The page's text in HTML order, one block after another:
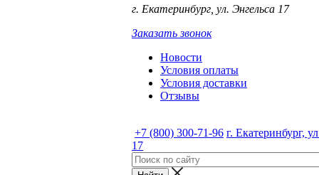
г. Екатеринбург, ул. Энгельса 17
Заказать звонок
Новости
Условия оплаты
Условия доставки
Отзывы
+7 (800) 300-71-96 г. Екатеринбург,
17